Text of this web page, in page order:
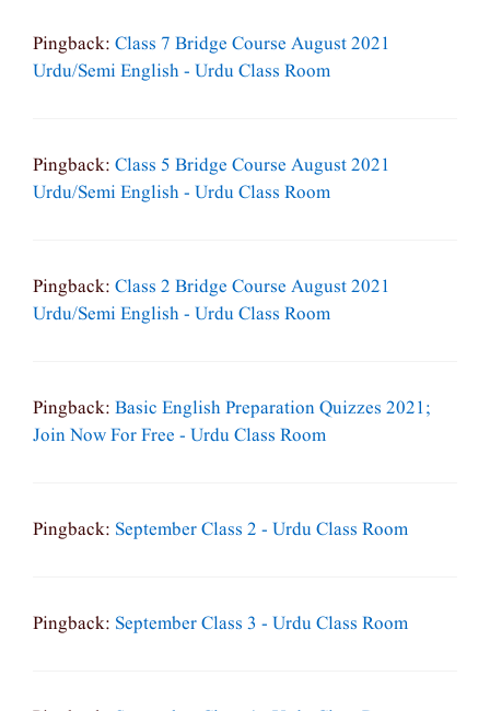
Pingback: Class 7 Bridge Course August 2021
Urdu/semi English - Urdu Class Room
Pingback: Class 5 Bridge Course August 2021
Urdu/semi English - Urdu Class Room
Pingback: Class 2 Bridge Course August 2021
Urdu/semi English - Urdu Class Room
Pingback: Basic English Preparation Quizzes 2021;
Join Now For Free - Urdu Class Room
Pingback: September Class 2 - Urdu Class Room
Pingback: September Class 3 - Urdu Class Room